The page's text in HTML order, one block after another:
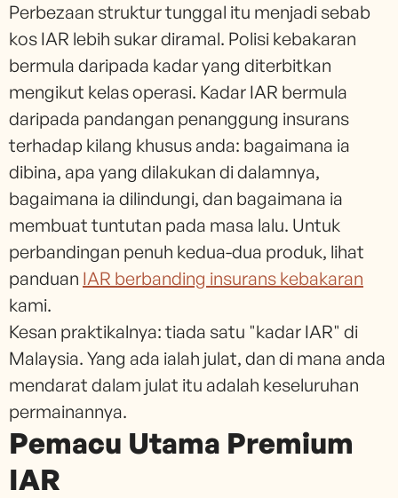
Perbezaan struktur tunggal itu menjadi sebab
kos IAR lebih sukar diramal. Polisi kebakaran
bermula daripada kadar yang diterbitkan
mengikut kelas operasi. Kadar IAR bermula
daripada pandangan penanggung insurans
terhadap kilang khusus anda: bagaimana ia
dibina, apa yang dilakukan di dalamnya,
bagaimana ia dilindungi, dan bagaimana ia
membuat tuntutan pada masa lalu. Untuk
perbandingan penuh kedua-dua produk, lihat
panduan IAR berbanding insurans kebakaran
kami.
Kesan praktikalnya: tiada satu "kadar IAR" di
Malaysia. Yang ada ialah julat, dan di mana anda
mendarat dalam julat itu adalah keseluruhan
permainannya.
Pemacu Utama Premium
IAR